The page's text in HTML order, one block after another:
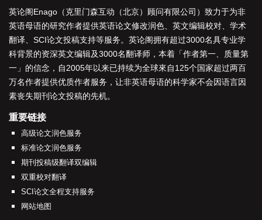
英论阁Enago（克里门森互动（北京）顾问有限公司）致力于为非
英语母语的研究作者提供英语论文修改润色 英文编辑校对
学术
翻译
SCI论文投稿支持等服务。英论阁拥有超过3000名具专业学
科背景的资深英文编辑及3000名翻译师 ，本着「作者第一、质量第
一 」的信念，自2005年以来已持续为全球來自125个国家超过两百
万名作者提供优质作者服务，让非英语母语的科学家不会因语言因
素丧失期刊论文投稿的先机。
重要链接
高级论文润色服务
标准论文润色服务
期刊投稿级翻译双编辑
双重校对翻译
SCI论文全程支持服务
网站地图